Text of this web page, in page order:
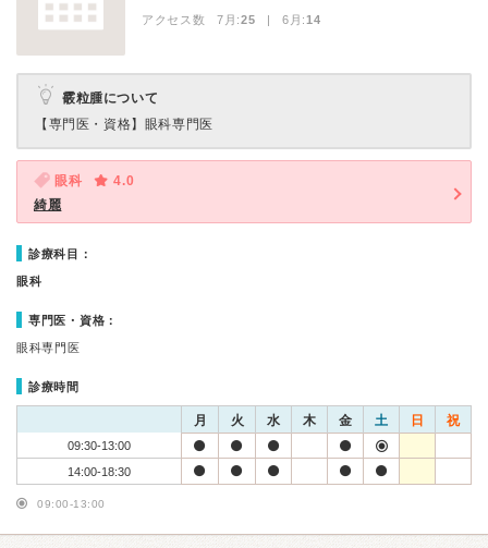
アクセス数 7月:25 | 6月:14
霰粒腫について
【専門医・資格】 眼科専門医
眼科
4.0
綺麗
診療科目：
眼科
専門医・資格：
眼科専門医
診療時間
月 火 水 木 金 土 日 祝
09:30-13:00
14:00-18:30
09:00-13:00